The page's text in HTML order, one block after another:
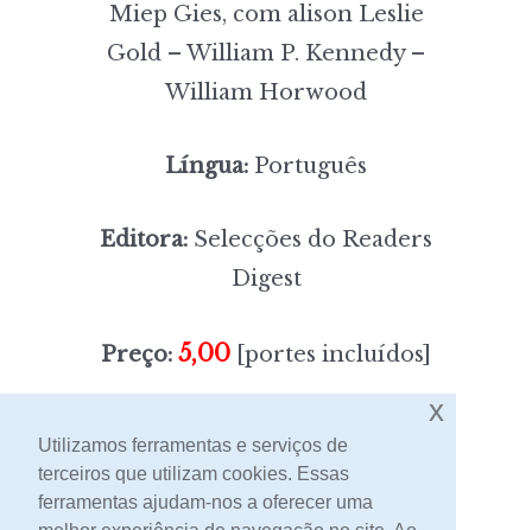
Miep Gies, com alison Leslie
Gold – William P. Kennedy –
William Horwood
Língua: Português
Editora: Selecções do Readers
Digest
Preço: 5,00 [portes incluídos]
Sem stock
Utilizamos ferramentas e serviços de
terceiros que utilizam cookies. Essas
ferramentas ajudam-nos a oferecer uma
x